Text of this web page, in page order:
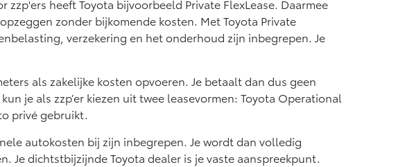
heeft Toyota bijvoorbeeld Private FlexLease. Daarmee
zonder bijkomende kosten. Met Toyota Private
verzekering en het onderhoud zijn inbegrepen. Je
als zakelijke kosten opvoeren. Je betaalt dan dus geen
je als zzp’er kiezen uit twee leasevormen: Toyota Operational
privé gebruikt.
autokosten bij zijn inbegrepen. Je wordt dan volledig
dichtstbijzijnde Toyota dealer is je vaste aanspreekpunt.